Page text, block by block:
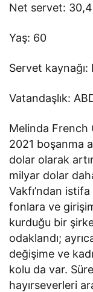
Net servet:
Yaş: 60
Servet kaynağı:
Vatandaşlık:
Melinda French
2021 boşanma
dolar olarak
milyar dolar
Vakfı’ndan
fonlara ve
kurduğu bir
odaklandı;
değişime ve
kolu da var.
hayırseverleri